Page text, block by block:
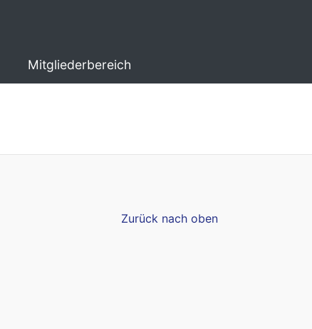
Mitgliederbereich
Zurück nach oben